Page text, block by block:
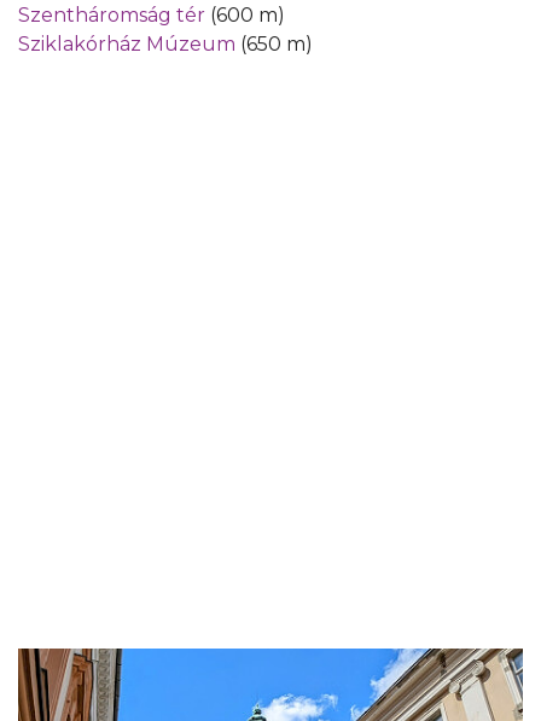
Szentháromság tér (600 m)
Sziklakórház Múzeum (650 m)